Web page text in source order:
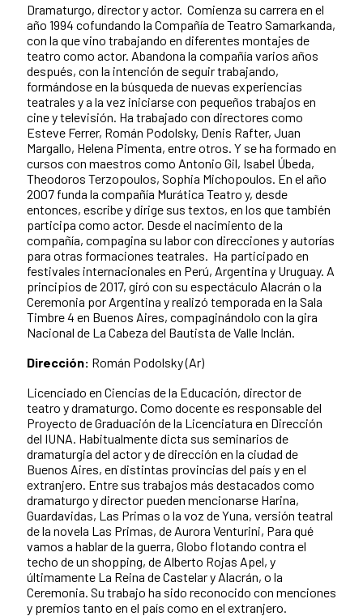
Dramaturgo, director y actor. Comienza su carrera en el
año 1994 cofundando la Compañía de Teatro Samarkanda,
con la que vino trabajando en diferentes montajes de
teatro como actor. Abandona la compañía varios años
después, con la intención de seguir trabajando,
formándose en la búsqueda de nuevas experiencias
teatrales y a la vez iniciarse con pequeños trabajos en
cine y televisión. Ha trabajado con directores como
Esteve Ferrer, Román Podolsky, Denis Rafter, Juan
Margallo, Helena Pimenta, entre otros. Y se ha formado en
cursos con maestros como Antonio Gil, Isabel Úbeda,
Theodoros Terzopoulos, Sophia Michopoulos. En el año
2007 funda la compañía Murática Teatro y, desde
entonces, escribe y dirige sus textos, en los que también
participa como actor. Desde el nacimiento de la
compañía, compagina su labor con direcciones y autorías
para otras formaciones teatrales. Ha participado en
festivales internacionales en Perú, Argentina y Uruguay. A
principios de 2017, giró con su espectáculo Alacrán o la
Ceremonia por Argentina y realizó temporada en la Sala
Timbre 4 en Buenos Aires, compaginándolo con la gira
Nacional de La Cabeza del Bautista de Valle Inclán.
Dirección: Román Podolsky (Ar)
Licenciado en Ciencias de la Educación, director de
teatro y dramaturgo. Como docente es responsable del
Proyecto de Graduación de la Licenciatura en Dirección
del IUNA. Habitualmente dicta sus seminarios de
dramaturgia del actor y de dirección en la ciudad de
Buenos Aires, en distintas provincias del país y en el
extranjero. Entre sus trabajos más destacados como
dramaturgo y director pueden mencionarse Harina,
Guardavidas, Las Primas o la voz de Yuna, versión teatral
de la novela Las Primas, de Aurora Venturini, Para qué
vamos a hablar de la guerra, Globo flotando contra el
techo de un shopping, de Alberto Rojas Apel, y
últimamente La Reina de Castelar y Alacrán, o la
Ceremonia. Su trabajo ha sido reconocido con menciones
y premios tanto en el país como en el extranjero.